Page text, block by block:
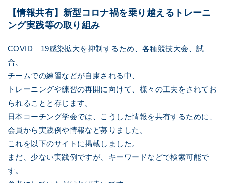
【情報共有】新型コロナ禍を乗り越えるトレーニ
ング実践等の取り組み
COVID―19感染拡大を抑制するため、各種競技大会、試
合、
チームでの練習などが自粛される中、
トレーニングや練習の再開に向けて、様々の工夫をされてお
られることと存じます。
日本コーチング学会では、こうした情報を共有するために、
会員から実践例や情報など募りました。
これを以下のサイトに掲載しました。
まだ、少ない実践例ですが、キーワードなどで検索可能で
す。